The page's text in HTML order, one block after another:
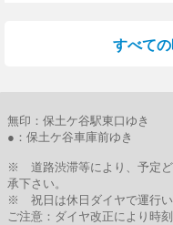
すべて
無印：保土ケ谷駅東口ゆき
●：保土ケ谷車庫前ゆき
※ 道路渋滞等により、予定ど
承下さい。
※ 祝日は休日ダイヤで運行い
ご注意：ダイヤ改正により時